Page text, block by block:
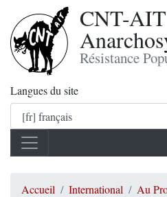
CNT-
Résistance
Langues du site
Accueil International Au